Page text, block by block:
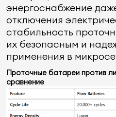
энергоснабжение
отключения
стабильность
их безопасным и
применения в
Проточные батареи против
сравнение